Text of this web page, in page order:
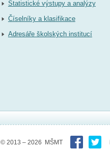
Statistické výstupy a analýzy
Číselníky a klasifikace
Adresáře školských institucí
© 2013 – 2026 MŠMT